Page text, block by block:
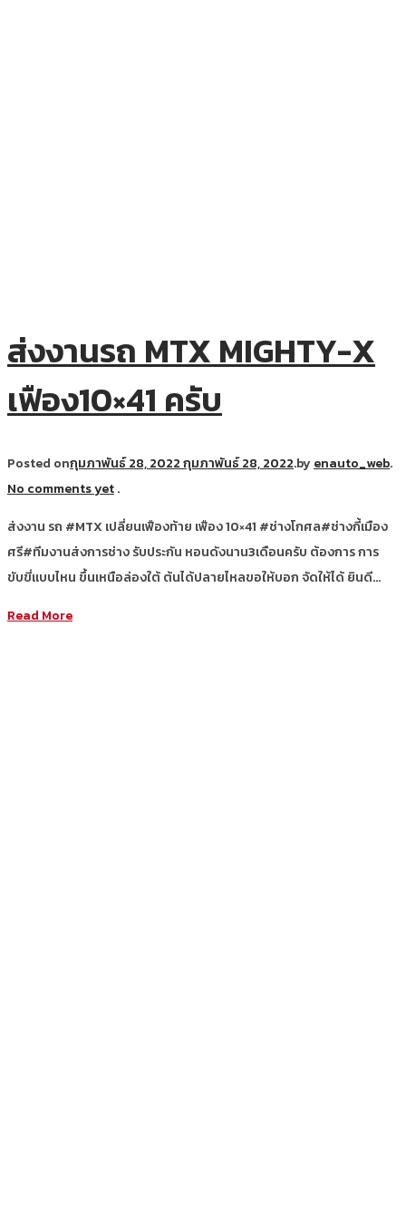
ส่งงานรถ MTX MIGHTY-X
เฟือง10×41 ครับ
Posted onกุมภาพันธ์ 28, 2022กุมภาพันธ์ 28, 2022.by enauto_web.
No comments yet.
ส่งงาน รถ #MTX เปลี่ยนเฟืองท้าย เฟือง 10×41 #ช่างโกศล#ช่างกี้เมือง
ศรี#ทีมงานส่งการช่าง รับประกัน หอนดังนาน3เดือนครับ ต้องการ การ
ขับขี่แบบไหน ขึ้นเหนือล่องใต้ ต้นได้ปลายไหลขอให้บอก จัดให้ได้ ยินดี…
Read More